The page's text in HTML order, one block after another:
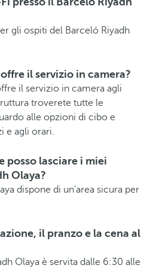
gli ospiti del Barceló Riyadh
il servizio in camera?
il servizio in camera agli
troverete tutte le
alle opzioni di cibo e
e agli orari.
posso lasciare i miei
Olaya?
dispone di un'area sicura per
il pranzo e la cena al
Olaya è servita dalle 6:30 alle